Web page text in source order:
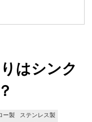
はシンク
ー製
ステンレス製